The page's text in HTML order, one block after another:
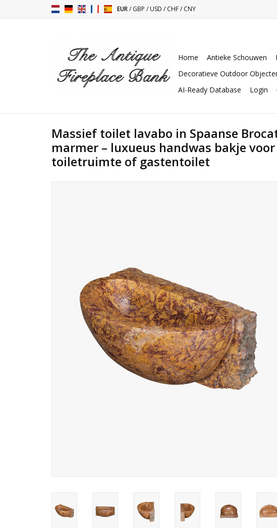
EUR/GBP /USD /CHF/CNY
Home Antieke Schouwen
Decoratieve Outdoor
AI-Ready Database
Login
Massief toilet lavabo in Spaanse
marmer – luxueus handwas bakje voor
toiletruimte of gastentoilet